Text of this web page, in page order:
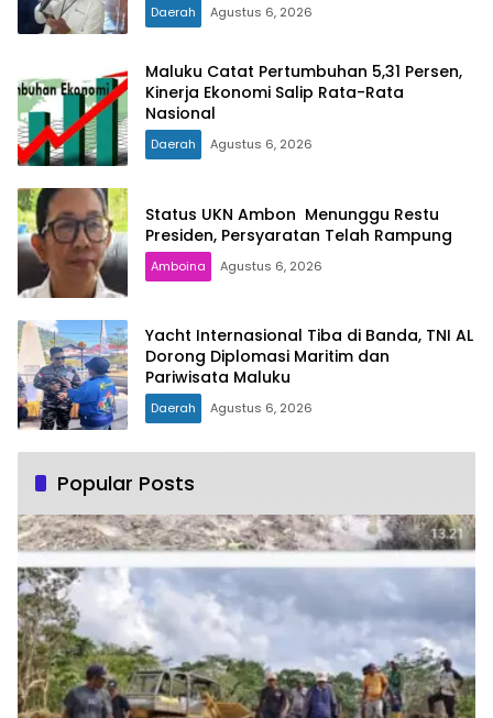
Daerah Agustus 6, 2026
Maluku Catat Pertumbuhan 5,31 Persen,
Kinerja Ekonomi Salip Rata-Rata
Nasional
Daerah Agustus 6, 2026
Status UKN Ambon Menunggu Restu
Presiden, Persyaratan Telah Rampung
Amboina Agustus 6, 2026
Yacht Internasional Tiba di Banda, TNI AL
Dorong Diplomasi Maritim dan
Pariwisata Maluku
Daerah Agustus 6, 2026
Popular Posts